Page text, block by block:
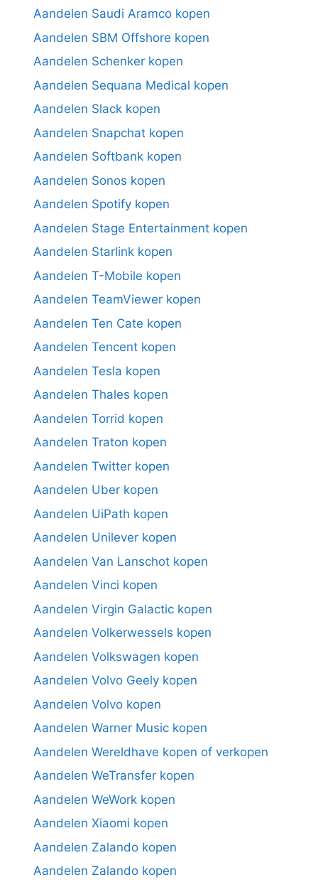
Aandelen Saudi Aramco kopen
Aandelen SBM Offshore kopen
Aandelen Schenker kopen
Aandelen Sequana Medical kopen
Aandelen Slack kopen
Aandelen Snapchat kopen
Aandelen Softbank kopen
Aandelen Sonos kopen
Aandelen Spotify kopen
Aandelen Stage Entertainment kopen
Aandelen Starlink kopen
Aandelen T-Mobile kopen
Aandelen TeamViewer kopen
Aandelen Ten Cate kopen
Aandelen Tencent kopen
Aandelen Tesla kopen
Aandelen Thales kopen
Aandelen Torrid kopen
Aandelen Traton kopen
Aandelen Twitter kopen
Aandelen Uber kopen
Aandelen UiPath kopen
Aandelen Unilever kopen
Aandelen Van Lanschot kopen
Aandelen Vinci kopen
Aandelen Virgin Galactic kopen
Aandelen Volkerwessels kopen
Aandelen Volkswagen kopen
Aandelen Volvo Geely kopen
Aandelen Volvo kopen
Aandelen Warner Music kopen
Aandelen Wereldhave kopen of verkopen
Aandelen WeTransfer kopen
Aandelen WeWork kopen
Aandelen Xiaomi kopen
Aandelen Zalando kopen
Aandelen Zalando kopen